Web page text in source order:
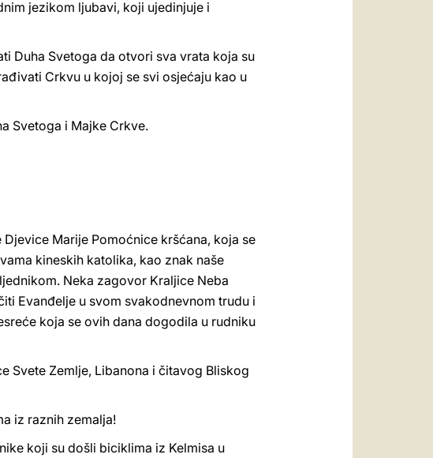
jezikom ljubavi, koji ujedinjuje i
Duha Svetoga da otvori sva vrata koja su
Crkvu u kojoj se svi osjećaju kao u
Svetoga i Majke Crkve.
Marije Pomoćnice kršćana, koja se
kineskih katolika, kao znak naše
Neka zagovor Kraljice Neba
Evanđelje u svom svakodnevnom trudu i
koja se ovih dana dogodila u rudniku
Svete Zemlje, Libanona i čitavog Bliskog
iz raznih zemalja!
koji su došli biciklima iz Kelmisa u